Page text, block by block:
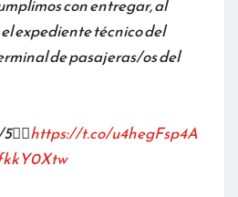
con entregar, al
el expediente técnico del
de pasajeras/os del
https://t.co/u4hegFsp4A